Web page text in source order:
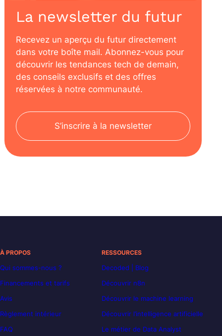
La newsletter du futur
Recevez un aperçu du futur directement
dans votre boîte mail. Abonnez-vous pour
découvrir les tendances tech de demain,
des conseils exclusifs et des offres
réservées à notre communauté.
S’inscrire à la newsletter
À PROPOS
Qui sommes-nous ?
Financements et tarifs
Avis
Règlement intérieur
FAQ
RESSOURCES
Decoded | Blog
Découvrir n8n
Découvrir le machine learning
Découvrir l’intelligence artificielle
Le métier de Data Analyst